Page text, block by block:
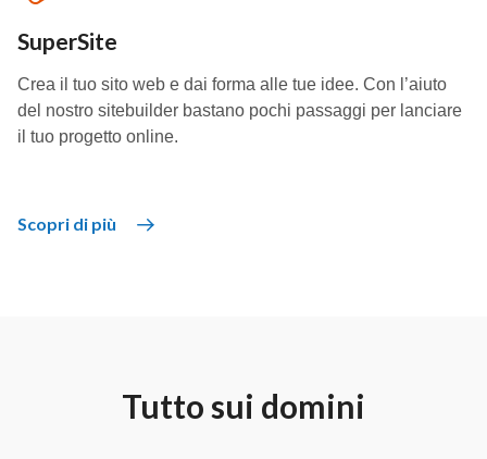
SuperSite
Crea il tuo sito web e dai forma alle tue idee. Con l’aiuto
del nostro sitebuilder bastano pochi passaggi per lanciare
il tuo progetto online.
Scopri di più
Tutto sui domini